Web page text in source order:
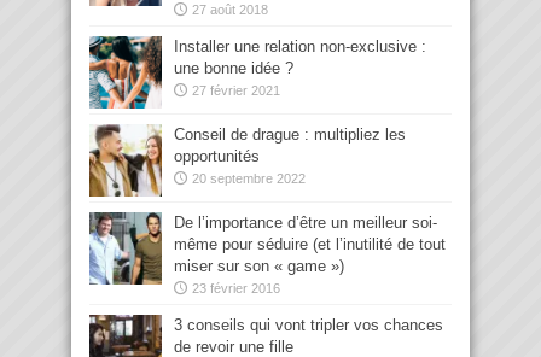
27 août 2018
Installer une relation non-exclusive :
une bonne idée ?
27 février 2021
Conseil de drague : multipliez les
opportunités
20 septembre 2022
De l’importance d’être un meilleur soi-
même pour séduire (et l’inutilité de tout
miser sur son « game »)
23 février 2016
3 conseils qui vont tripler vos chances
de revoir une fille